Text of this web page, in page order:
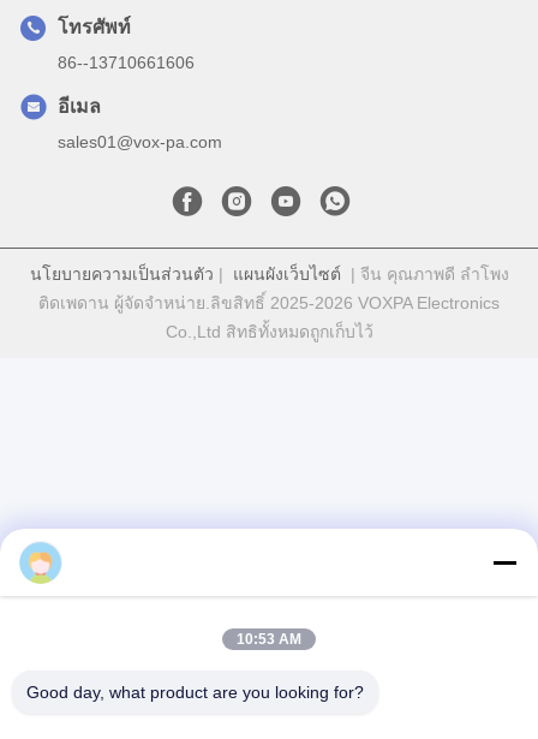
10:53 AM
Good day, what product are you looking for?